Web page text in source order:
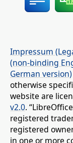
Impressum
(non-binding
German version)
otherwise
website are
v2.0.
registered
registered
in one or more